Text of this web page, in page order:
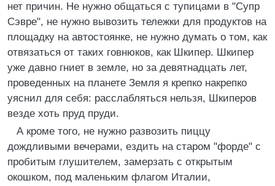
нет причин. Не нужно общаться с тупицами в "Супр
Сэвре", не нужно вывозить тележки для продуктов на
площадку на автостоянке, не нужно думать о том, как
отвязаться от таких говнюков, как Шкипер. Шкипер
уже давно гниет в земле, но за девятнадцать лет,
проведенных на планете Земля я крепко накрепко
уяснил для себя: расслабляться нельзя, Шкиперов
везде хоть пруд пруди.
А кроме того, не нужно развозить пиццу
дождливыми вечерами, ездить на старом "форде" с
пробитым глушителем, замерзать с открытым
окошком, под маленьким флагом Италии,